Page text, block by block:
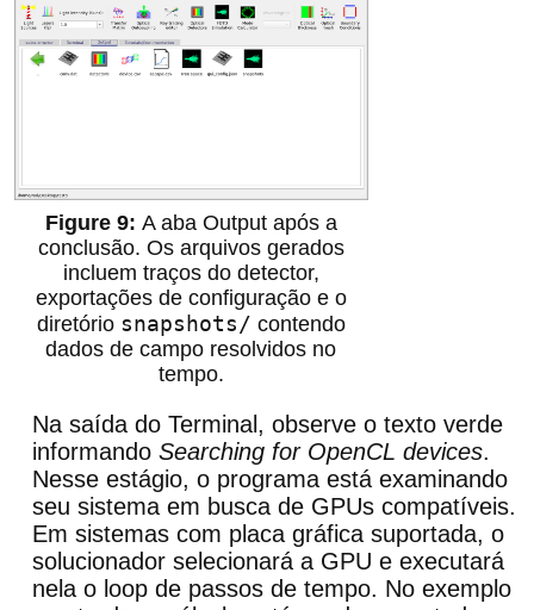
A aba Output após a
conclusão. Os arquivos gerados
incluem traços do detector,
exportações de configuração e o
diretório snapshots/ contendo
dados de campo resolvidos no
tempo.
Na saída do Terminal, observe o texto verde
informando Searching for OpenCL devices.
Nesse estágio, o programa está examinando
seu sistema em busca de GPUs compatíveis.
Em sistemas com placa gráfica suportada, o
solucionador selecionará a GPU e executará
nela o loop de passos de tempo. No exemplo